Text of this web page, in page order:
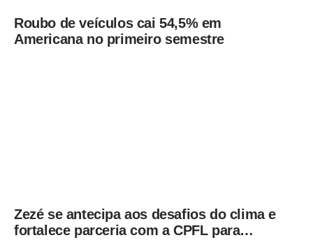
Roubo de veículos cai 54,5% em
Americana no primeiro semestre
Zezé se antecipa aos desafios do clima e
fortalece parceria com a CPFL para